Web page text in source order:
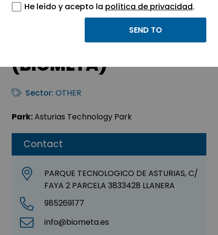
Contact
PARQUE TECNOLOGICO DE ASTURIAS, C/
FAYA 2 PARCELA 3833428 LLANERA
985269177
info@biometa.es
BIOMETA TECNOLOGIA
Y SISTEMAS, S.A.
(BIOMETA)
Sector: OTHER
Park:Asturias Technology Park
He leído y acepto la política de privacidad.